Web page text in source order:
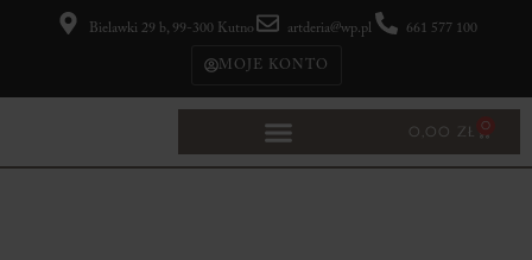
MOJE KONTO
Bielawki 29 b, 99-300 Kutno artderia@wp.pl 661 577 100
0,00 ZŁ 0